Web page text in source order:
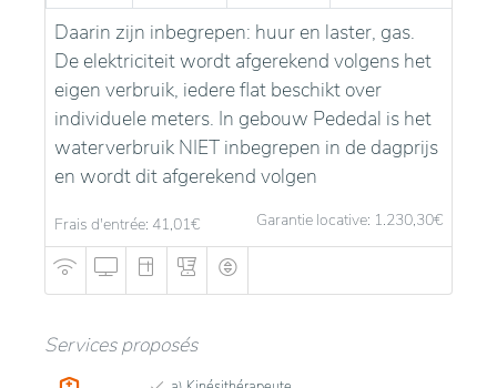
Daarin zijn inbegrepen: huur en laster, gas.
De elektriciteit wordt afgerekend volgens het
eigen verbruik, iedere flat beschikt over
individuele meters. In gebouw Pededal is het
waterverbruik NIET inbegrepen in de dagprijs
en wordt dit afgerekend volgen
Frais d'entrée: 41,01€ Garantie locative: 1.230,30€
Services proposés